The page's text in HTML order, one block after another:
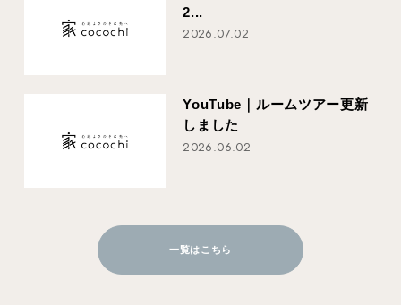
2...
2026.07.02
YouTube｜ルームツアー更新
しました
2026.06.02
一覧はこちら